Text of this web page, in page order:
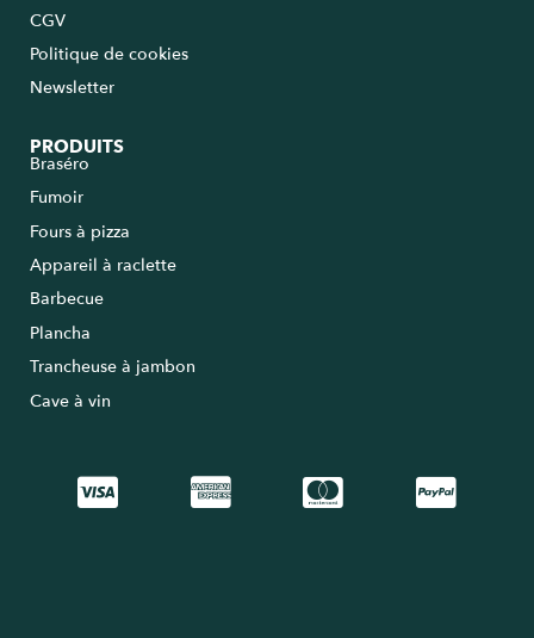
CGV
Politique de cookies
Newsletter
PRODUITS
Braséro
Fumoir
Fours à pizza
Appareil à raclette
Barbecue
Plancha
Trancheuse à jambon
Cave à vin